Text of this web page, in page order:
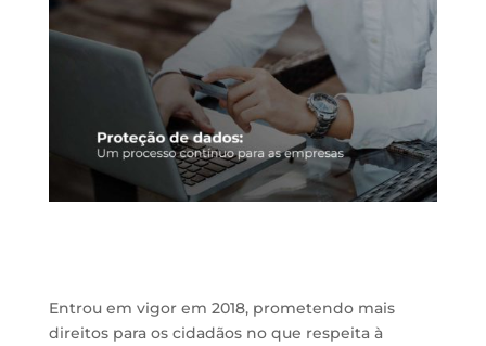
Entrou em vigor em 2018, prometendo mais
direitos para os cidadãos no que respeita à